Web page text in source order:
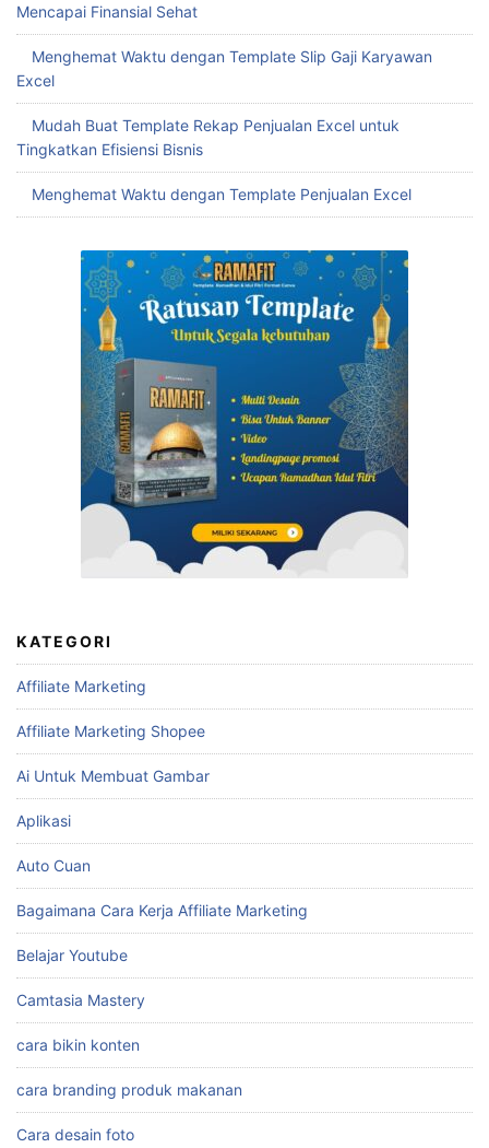
Mencapai Finansial Sehat
Menghemat Waktu dengan Template Slip Gaji Karyawan
Excel
Mudah Buat Template Rekap Penjualan Excel untuk
Tingkatkan Efisiensi Bisnis
Menghemat Waktu dengan Template Penjualan Excel
KATEGORI
Affiliate Marketing
Affiliate Marketing Shopee
Ai Untuk Membuat Gambar
Aplikasi
Auto Cuan
Bagaimana Cara Kerja Affiliate Marketing
Belajar Youtube
Camtasia Mastery
cara bikin konten
cara branding produk makanan
Cara desain foto